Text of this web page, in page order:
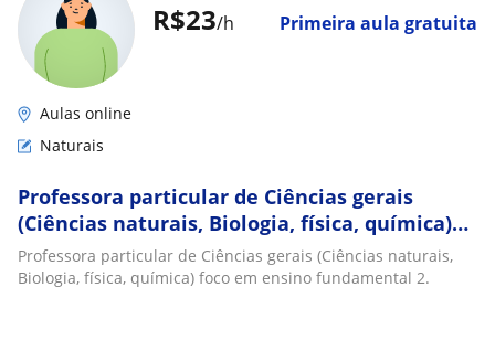
R$23/h Primeira aula gratuita
Aulas online
Naturais
Professora particular de Ciências gerais
(Ciências naturais, Biologia, física, química)
foco em ensino fundamental 2
Professora particular de Ciências gerais (Ciências naturais,
Biologia, física, química) foco em ensino fundamental 2.